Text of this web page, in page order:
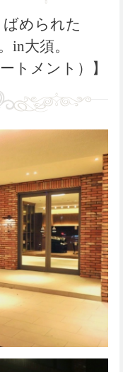
められた
in大須。
トメント）】